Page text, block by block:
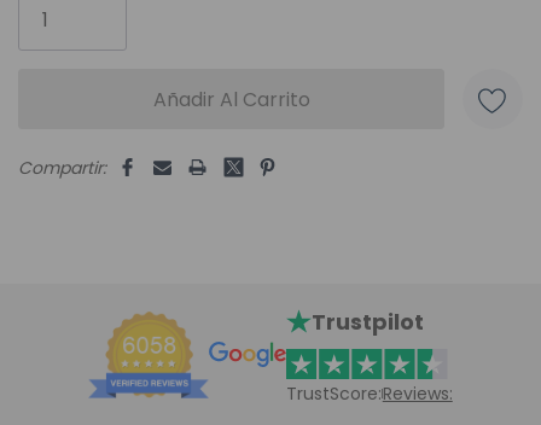
Compartir:
Trustpilot
TrustScore:Reviews: